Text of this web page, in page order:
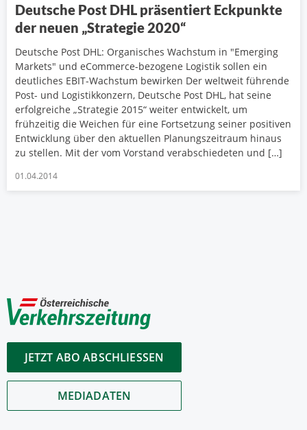
Deutsche Post DHL präsentiert Eckpunkte
der neuen „Strategie 2020“
Deutsche Post DHL: Organisches Wachstum in "Emerging
Markets" und eCommerce-bezogene Logistik sollen ein
deutliches EBIT-Wachstum bewirken Der weltweit führende
Post- und Logistikkonzern, Deutsche Post DHL, hat seine
erfolgreiche „Strategie 2015“ weiter entwickelt, um
frühzeitig die Weichen für eine Fortsetzung seiner positiven
Entwicklung über den aktuellen Planungszeitraum hinaus
zu stellen. Mit der vom Vorstand verabschiedeten und […]
01.04.2014
JETZT ABO ABSCHLIESSEN
MEDIADATEN